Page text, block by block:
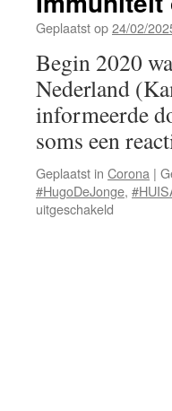
Geplaatst op24/02/
Begin 2020
Nederland
informeerde
soms een
Geplaatst in Corona |
#HugoDeJonge,
uitgeschakeld